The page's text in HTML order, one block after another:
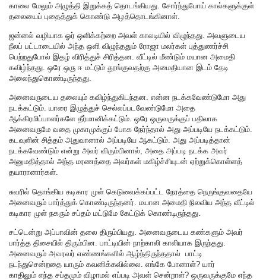
காலை மேலும் அழுத்தி இறுக்கத் தொடங்கியது. சோர்ந்துபோய் கால்களுக்குள்
தலையைப் புதைத்துக் கொண்டு அழத்தொடங்கினாள்.
ஜன்னல் வழியாக ஓர் ஒளிக்கற்றை அவள் காலடியில் விழுந்தது. அவளுடைய
நீலப் பட்டாடையில் அந்த ஒளி விழுந்ததும் ரோஜா மலர்கள் புத்துணர்ச்சி
பெற்றதுபோல் இதழ் விரித்துச் சிரித்தன. வீட்டில் மீண்டும் மயான அமைதி
கவிழ்ந்தது. ஒரே ஒரு ஈ மட்டும் தூங்குவதற்கு அமைதியான இடம் தேடி
அலைந்துகொண்டிருந்தது.
அனைவருடைய தலையும் கவிழ்ந்துகிடந்தன. என்ன நடக்கவேண்டுமோ அது
நடக்கட்டும். யாரை இழுத்துச் செல்லப்படவேண்டுமோ அதை
ஆக்கிரமிப்பாளர்களே தீர்மானிக்கட்டும். ஒரே ஒருவருக்குப் பதிலாக
அனைவருமே வதை முகாமுக்குப் போக நேர்ந்தால் அது அப்படியே நடக்கட்டும்.
கடவுளின் சித்தம் அதுவானால் அப்படியே ஆகட்டும். அது அப்படித்தான்
நடக்கவேண்டும் என்று அவர் விரும்பினால், அதை அப்படி நடக்க அவர்
அனுமதித்தால் அந்த மரணத்தை அவர்கள் மகிழ்ச்சியுடன் ஏற்றுக்கொள்ளத்
தயாரானார்கள்.
சுவரில் தொங்கிய கடிகார முள் கெடுவைக்கப்பட்ட நேரத்தை நெருங்குவதையே
அனைவரும் பார்த்துக் கொண்டிருந்தனர். மயான அமைதி நிலவிய அந்த வீட்டில்
கடிகார முள் நகரும் சப்தம் மட்டுமே கேட்டுக் கொண்டிருந்தது.
சட்டென்று அப்பாவின் தலை திரும்பியது. அனைவருடைய கண்களும் அவர்
பார்த்த திசையில் திரும்பின. பாட்டியின் நாற்காலி காலியாக இருந்தது.
அனைவரும் அவரவர் எண்ணங்களில் ஆழ்ந்திருந்ததால் பாட்டி
நடந்துசென்றதை யாரும் கவனிக்கவில்லை. எங்கே போனாள்? யார்
காதிலும் எந்த சப்தமும் விழாமல் எப்படி அவள் சென்றாள்? ஒருவருக்குமே எந்த